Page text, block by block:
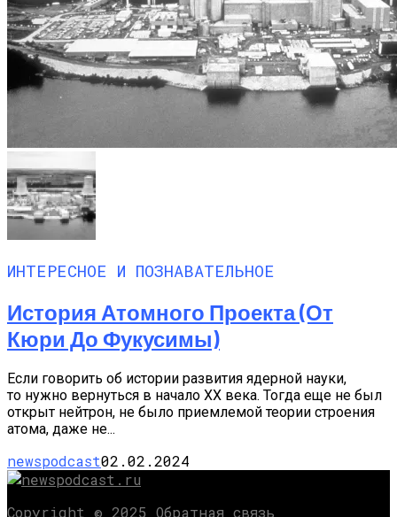
ИНТЕРЕСНОЕ И ПОЗНАВАТЕЛЬНОЕ
История Атомного Проекта (от
Кюри До Фукусимы)
Если говорить об истории развития ядерной науки,
то нужно вернуться в начало XX века. Тогда еще не был
открыт нейтрон, не было приемлемой теории строения
атома, даже не...
newspodcast02.02.2024
Copyright © 2025 Обратная связь